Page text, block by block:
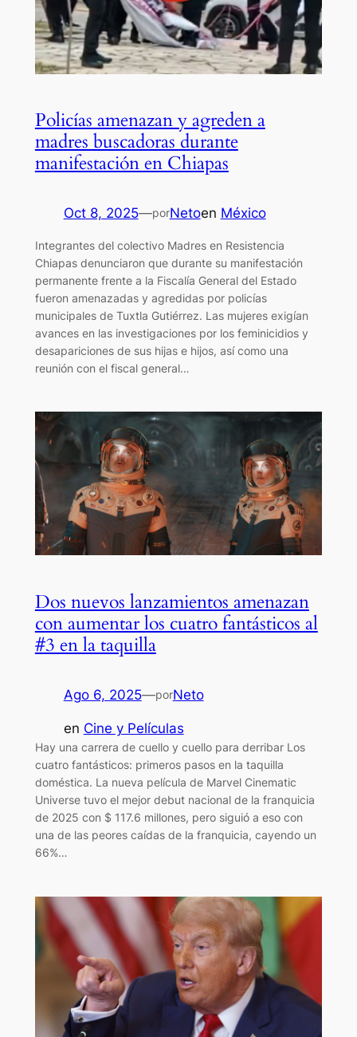
Policías amenazan y agreden a
madres buscadoras durante
manifestación en Chiapas
Oct 8, 2025—porNetoen México
Integrantes del colectivo Madres en Resistencia
Chiapas denunciaron que durante su manifestación
permanente frente a la Fiscalía General del Estado
fueron amenazadas y agredidas por policías
municipales de Tuxtla Gutiérrez. Las mujeres exigían
avances en las investigaciones por los feminicidios y
desapariciones de sus hijas e hijos, así como una
reunión con el fiscal general…
Dos nuevos lanzamientos amenazan
con aumentar los cuatro fantásticos al
#3 en la taquilla
Ago 6, 2025—porNeto
en Cine y Películas
Hay una carrera de cuello y cuello para derribar Los
cuatro fantásticos: primeros pasos en la taquilla
doméstica. La nueva película de Marvel Cinematic
Universe tuvo el mejor debut nacional de la franquicia
de 2025 con $ 117.6 millones, pero siguió a eso con
una de las peores caídas de la franquicia, cayendo un
66%…